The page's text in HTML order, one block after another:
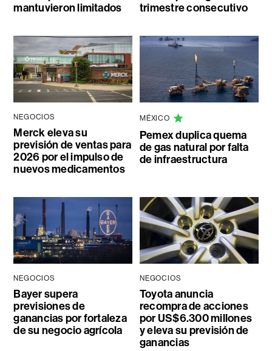
mantuvieron limitados
trimestre consecutivo
NEGOCIOS
Merck eleva su
previsión de ventas para
2026 por el impulso de
nuevos medicamentos
MÉXICO
Pemex duplica quema
de gas natural por falta
de infraestructura
NEGOCIOS
Bayer supera
previsiones de
ganancias por fortaleza
de su negocio agrícola
NEGOCIOS
Toyota anuncia
recompra de acciones
por US$6.300 millones
y eleva su previsión de
ganancias